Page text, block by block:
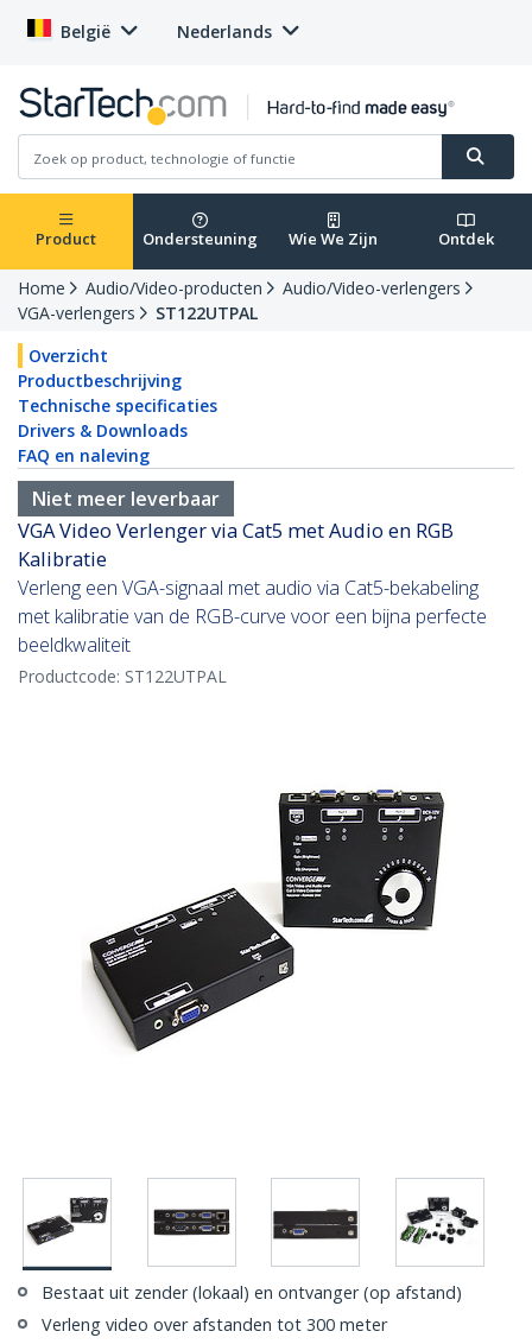
België Nederlands
Product Ondersteuning Wie We Zijn Ontdek
Home Audio/Video-producten
Audio/Video-verlengers
VGA-verlengers
ST122UTPAL
Overzicht
Productbeschrijving
Technische specificaties
Drivers & Downloads
FAQ en naleving
Niet meer leverbaar
VGA Video Verlenger via Cat5 met Audio en RGB
Kalibratie
Verleng een VGA-signaal met audio via Cat5-bekabeling
met kalibratie van de RGB-curve voor een bijna perfecte
beeldkwaliteit
Productcode: ST122UTPAL
Bestaat uit zender (lokaal) en ontvanger (op afstand)
Verleng video over afstanden tot 300 meter